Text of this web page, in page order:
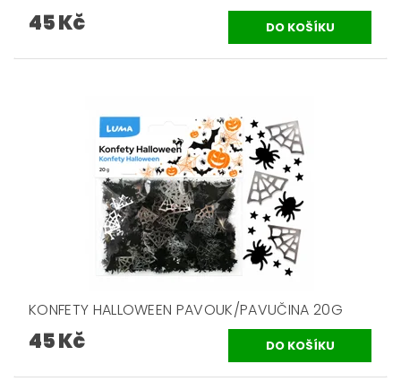
45 Kč
KONFETY HALLOWEEN PAVOUK/PAVUČINA 20G
45 Kč